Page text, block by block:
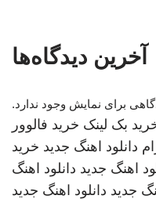
آخرین دیدگاه‌ها
برای نمایش وجود ندارد.
بک لینک خرید فالوور
دانلود اهنگ جدید خرید
اهنگ جدید دانلود اهنگ
جدید دانلود اهنگ جدید